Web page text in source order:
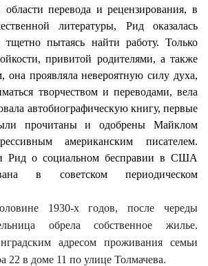
перевода и рецензирования, в
литературы, Рид оказалась
тщетно пытаясь найти работу. Только
привитой родителями, а также
она проявляла невероятную силу духа,
творчеством и переводами, вела
автобиографическую книгу, первые
прочитаны и одобрены Майклом
американским писателем.
Рид о социальном бесправии в США
в советском периодическом
1930-х годов, после череды
обрела собственное жилье.
адресом проживания семьи
22 в доме 11 по улице Толмачева.